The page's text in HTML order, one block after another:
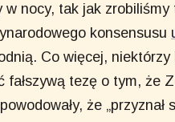
nocy, tak jak
konsensusu
Co więcej,
fałszywą tezę o tym, że
że „przyznał